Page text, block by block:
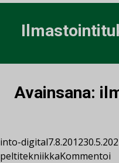
Avainsana:
into-digital7.8.2012
peltitekniikkaKommentoi